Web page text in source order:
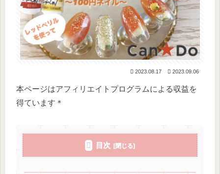
2023.08.17 2023.09.06
本ページはアフィリエイトプログラムによる収益を
得ています＊
目次